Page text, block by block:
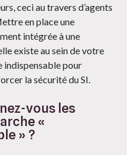
ceci au travers d’agents
en place une
intégrée à une
existe au sein de votre
indispensable pour
la sécurité du SI.
vous les
«
» ?